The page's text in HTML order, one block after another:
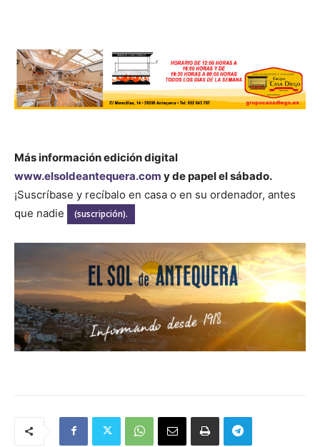
Más información edición digital
www.elsoldeantequera.com y de papel el sábado.
¡Suscríbase y recíbalo en casa o en su ordenador, antes
que nadie
(suscripción).